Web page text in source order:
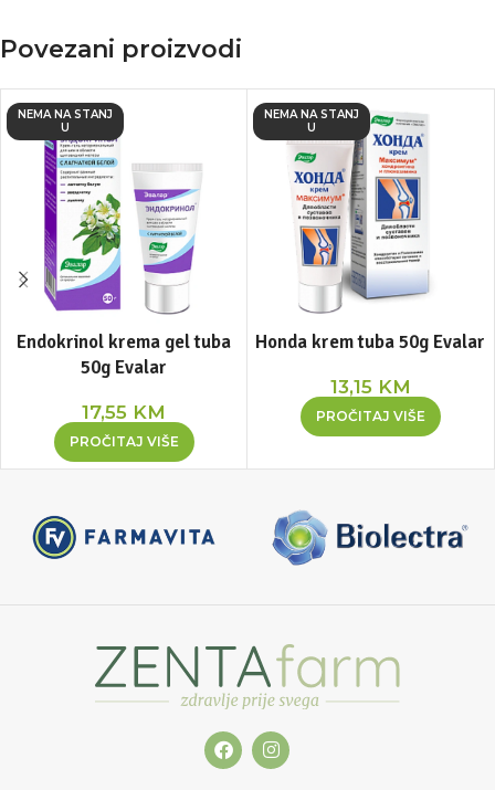
Povezani proizvodi
NEMA NA STANJ
U
Endokrinol krema gel tuba
50g Evalar
17,55 KM
PROČITAJ VIŠE
NEMA NA STANJ
U
Honda krem tuba 50g Evalar
13,15 KM
PROČITAJ VIŠE